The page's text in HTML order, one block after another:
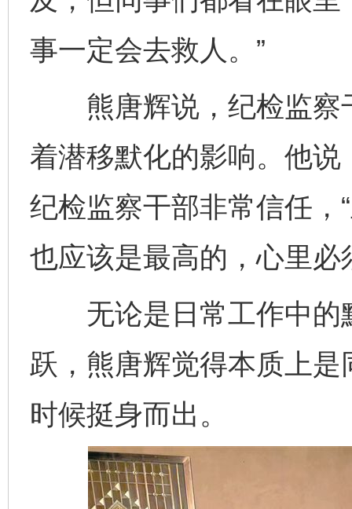
事一定会去救人。”
熊唐辉说，纪检监察
着潜移默化的影响。他
纪检监察干部非常信任，
也应该是最高的，心里必
无论是日常工作中的
跃，熊唐辉觉得本质上
时候挺身而出。